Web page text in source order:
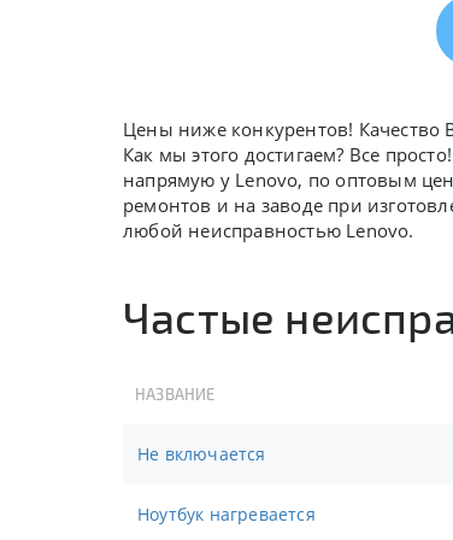
Цены ниже конкурентов! Качество
Как мы этого достигаем? Все
напрямую у Lenovo, по оптовым
ремонтов и на заводе при
любой неисправностью Lenovo.
Частые
НАЗВАНИЕ
Не включается
Ноутбук нагревается